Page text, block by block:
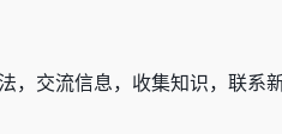
交流信息，收集知识，联系